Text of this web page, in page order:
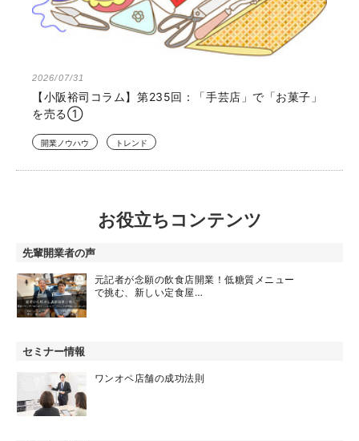
2026/07/31
【小阪裕司コラム】第235回：「手芸店」で「お菓子」
を売る①
開業ノウハウ トレンド
お役立ちコンテンツ
先輩開業者の声
元記者が念願の飲食店開業！低糖質メニュー
で挑む、新しい定食屋…
セミナー情報
ワンオペ店舗の成功法則